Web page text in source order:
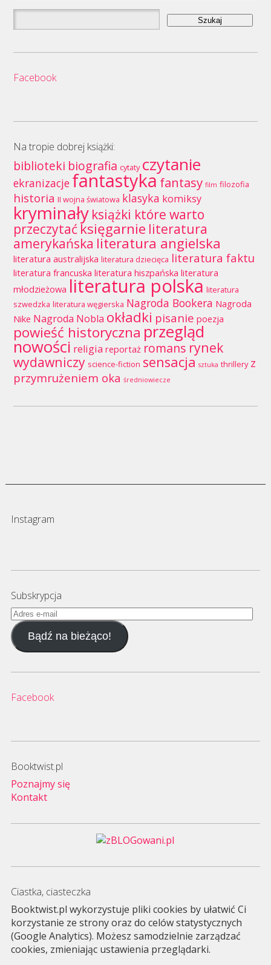
Szukaj:
Facebook
Na tropie dobrej książki:
biblioteki biografia cytaty czytanie
ekranizacje fantastykafantasy film filozofia
historia II wojna światowa klasyka komiksy
kryminały książki które warto
przeczytaćksięgarnie literatura
amerykańska literatura angielska
literatura australijska literatura dziecięca literatura faktu
literatura francuska literatura hiszpańska literatura
młodzieżowa literatura polska literatura
szwedzka literatura węgierska Nagroda Bookera Nagroda
Nike Nagroda Nobla okładki pisanie poezja
powieść historyczna przegląd
nowości religia reportaż romans rynek
wydawniczy science-fiction sensacja sztuka thrillery z
przymrużeniem oka średniowiecze
Instagram
Subskrypcja
Adres
e-
mailBądź na bieżąco!
Facebook
Booktwist.pl
Poznajmy się
Kontakt
Ciastka, ciasteczka
Booktwist.pl wykorzystuje pliki cookies by ułatwić Ci
korzystanie ze strony oraz do celów statystycznych
(Google Analytics). Możesz samodzielnie zarządzać
cookies, zmieniając ustawienia przeglądarki.